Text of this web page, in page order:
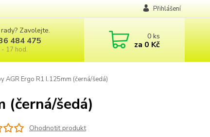
Přihlášení
Zavolejte.
484 475
- 17 hod.
0ks
za 0 Kč
AGR Ergo R1 l.125mm (černá/šedá)
(černá/šedá)
Ohodnotit produkt